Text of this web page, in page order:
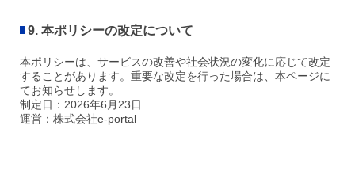
9. 本ポリシーの改定について
本ポリシーは、サービスの改善や社会状況の変化に応じて改定
することがあります。重要な改定を行った場合は、本ページに
てお知らせします。
制定日：2026年6月23日
運営：株式会社e-portal